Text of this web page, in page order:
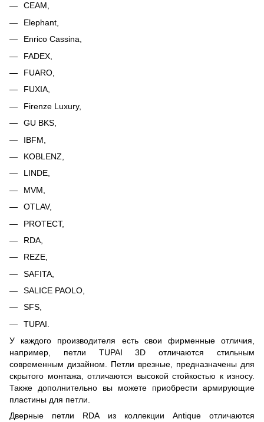
CEAM,
Elephant,
Enrico Cassina,
FADEX,
FUARO,
FUXIA,
Firenze Luxury,
GU BKS,
IBFM,
KOBLENZ,
LINDE,
MVM,
OTLAV,
PROTECT,
RDA,
REZE,
SAFITA,
SALICE PAOLO,
SFS,
TUPAI.
У каждого производителя есть свои фирменные отличия,
например, петли TUPAI 3D отличаются стильным
современным дизайном. Петли врезные, предназначены для
скрытого монтажа, отличаются высокой стойкостью к износу.
Также дополнительно вы можете приобрести армирующие
пластины для петли.
Дверные петли RDA из коллекции Antique отличаются